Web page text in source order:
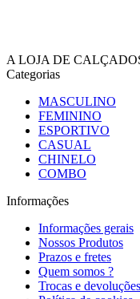
A LOJA DE
Categorias
MASCULINO
FEMININO
ESPORTIVO
CASUAL
CHINELO
COMBO
Informações
Informações gerais
Nossos Produtos
Prazos e fretes
Quem somos ?
Trocas e devoluções